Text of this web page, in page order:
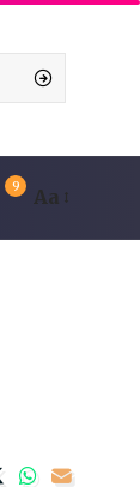
9 Aa